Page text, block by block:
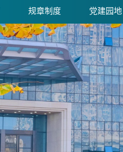
规章制度 党建园地